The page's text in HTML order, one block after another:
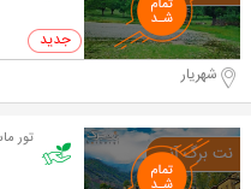
0 خرید
شهریار
تور